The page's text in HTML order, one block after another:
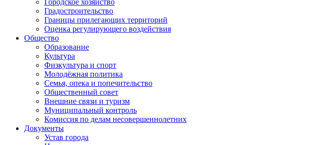
Городское хозяйство
Градостроительство
Границы прилегающих территорий
Оценка регулирующего воздействия
Общество
Образование
Культура
Физкультура и спорт
Молодёжная политика
Семья, опека и попечительство
Общественный совет
Внешние связи и туризм
Муниципальный контроль
Комиссия по делам несовершеннолетних
Документы
Устав города